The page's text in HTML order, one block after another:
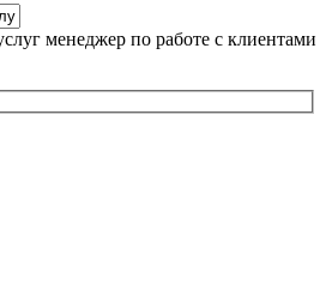
менеджер по работе с клиентами